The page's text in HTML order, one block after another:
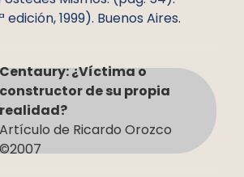
1999). Buenos Aires.
Centaury: ¿Víctima o
constructor de su propia
realidad?
Artículo de Ricardo Orozco
©2007